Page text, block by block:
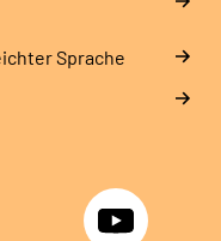
Sprache
YouTube